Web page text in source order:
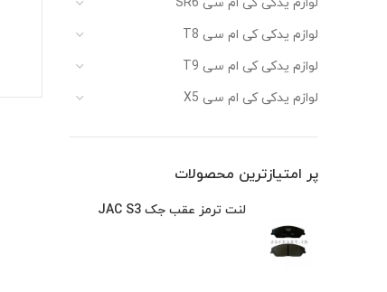
لوازم یدکی کی ام سی T8
لوازم یدکی کی ام سی T9
لوازم یدکی کی ام سی X5
پر امتیازترین محصولات
لنت ترمز عقب جک JAC S3